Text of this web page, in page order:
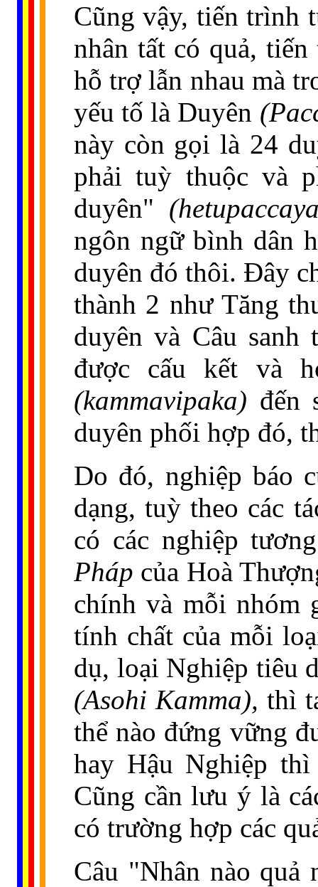
Cũng vậy, tiến trình
nhân tất có quả,
hỗ trợ lẫn nhau mà
yếu tố là Duyên
này còn gọi là 24
phải tuỳ thuộc và
duyên"
ngôn ngữ bình dân
duyên đó thôi. Đây
thành 2 như Tăng
duyên và Câu sanh
được cấu kết và
(kammavipaka) đến
duyên phối hợp đó,
Do đó, nghiệp báo
dạng, tuỳ theo các
có các nghiệp
Pháp của Hoà
chính và mỗi nhóm
tính chất của mỗi
dụ, loại Nghiệp tiêu
(Asohi Kamma), thì
thể nào đứng vững
hay Hậu Nghiệp
Cũng cần lưu ý là
có trường hợp các
Câu "Nhân nào